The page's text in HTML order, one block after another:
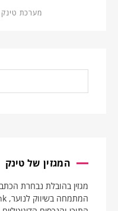
מערכת טינק
המגזין של טינק
מגזין בהובלת נבחרת